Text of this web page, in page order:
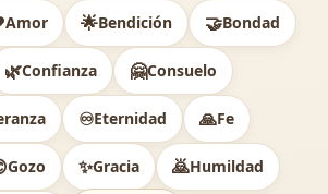
Amor 🌟Bendición 🤝Bondad
🌿Confianza 🤗Consuelo
♾️Eternidad 🙏Fe
Gozo ✨Gracia 🙇Humildad